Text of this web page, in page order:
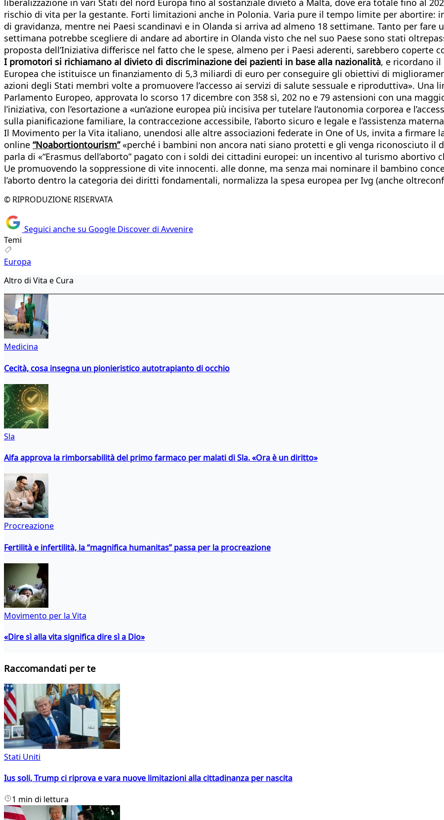
liberalizzazione in vari Stati del nord Europa fino al sostanziale divieto a Malta, dove era totale fino al
rischio di vita per la gestante. Forti limitazioni anche in Polonia. Varia pure il tempo limite per abortire:
di gravidanza, mentre nei Paesi scandinavi e in Olanda si arriva ad almeno 18 settimane. Tanto per
settimana potrebbe scegliere di andare ad abortire in Olanda visto che nel suo Paese sono stati
proposta dell’Iniziativa differisce nel fatto che le spese, almeno per i Paesi aderenti, sarebbero coperte
I promotori si richiamano al divieto di discriminazione dei pazienti in base alla nazionalità, e ricordano il
Europea che istituisce un finanziamento di 5,3 miliardi di euro per conseguire gli obiettivi di
azioni degli Stati membri volte a promuovere l’accesso ai servizi di salute sessuale e riproduttiva». Una
Parlamento Europeo, approvata lo scorso 17 dicembre con 358 sì, 202 no e 79 astensioni con una
l’iniziativa, con l’esortazione a «un’azione europea più incisiva per tutelare l’autonomia corporea e
sulla pianificazione familiare, la contraccezione accessibile, l’aborto sicuro e legale e l’assistenza
Il Movimento per la Vita italiano, unendosi alle altre associazioni federate in One of Us, invita a firmare
online “Noabortiontourism”«perché i bambini non ancora nati siano protetti e gli venga riconosciuto il
parla di «“Erasmus dell’aborto” pagato con i soldi dei cittadini europei: un incentivo al turismo
Ue promuovendo la soppressione di vite innocenti. alle donne, ma senza mai nominare il bambino
l’aborto dentro la categoria dei diritti fondamentali, normalizza la spesa europea per Ivg (anche
© RIPRODUZIONE RISERVATA
Seguici anche su Google Discover di Avvenire
Temi
Europa
Altro di Vita e Cura
Medicina
Cecità, cosa insegna un pionieristico autotrapianto di occhio
Sla
Aifa approva la rimborsabilità del primo farmaco per malati di Sla. «Ora è un diritto»
Procreazione
Fertilità e infertilità, la “magnifica humanitas” passa per la procreazione
Movimento per la Vita
«Dire sì alla vita significa dire sì a Dio»
Raccomandati per te
Stati Uniti
Ius soli, Trump ci riprova e vara nuove limitazioni alla cittadinanza per nascita
1 min di lettura